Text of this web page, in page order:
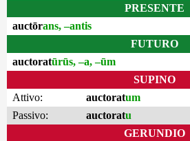
PRESENTE
auctōrans, –antis
FUTURO
auctoratūrūs, –a, –ūm
SUPINO
Attivo:
auctoratum
Passivo:
auctoratu
GERUNDIO